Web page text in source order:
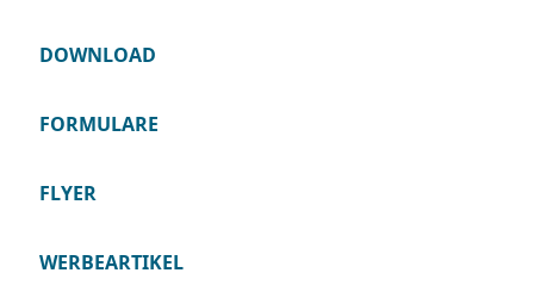
DOWNLOAD
FORMULARE
FLYER
WERBEARTIKEL